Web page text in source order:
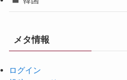
メタ情報
ログイン